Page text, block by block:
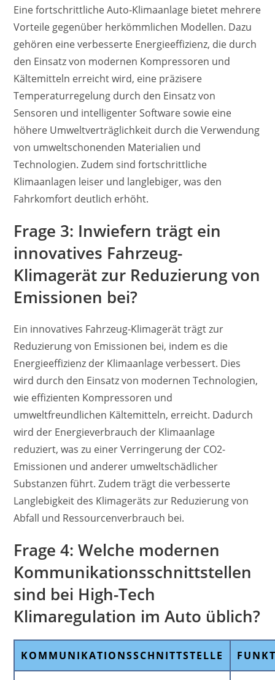
Eine fortschrittliche Auto-Klimaanlage bietet mehrere
Vorteile gegenüber herkömmlichen Modellen. Dazu
gehören eine verbesserte Energieeffizienz, die durch
den Einsatz von modernen Kompressoren und
Kältemitteln erreicht wird, eine präzisere
Temperaturregelung durch den Einsatz von
Sensoren und intelligenter Software sowie eine
höhere Umweltverträglichkeit durch die Verwendung
von umweltschonenden Materialien und
Technologien. Zudem sind fortschrittliche
Klimaanlagen leiser und langlebiger, was den
Fahrkomfort deutlich erhöht.
Frage 3: Inwiefern trägt ein
innovatives Fahrzeug-
Klimagerät zur Reduzierung von
Emissionen bei?
Ein innovatives Fahrzeug-Klimagerät trägt zur
Reduzierung von Emissionen bei, indem es die
Energieeffizienz der Klimaanlage verbessert. Dies
wird durch den Einsatz von modernen Technologien,
wie effizienten Kompressoren und
umweltfreundlichen Kältemitteln, erreicht. Dadurch
wird der Energieverbrauch der Klimaanlage
reduziert, was zu einer Verringerung der CO2-
Emissionen und anderer umweltschädlicher
Substanzen führt. Zudem trägt die verbesserte
Langlebigkeit des Klimageräts zur Reduzierung von
Abfall und Ressourcenverbrauch bei.
Frage 4: Welche modernen
Kommunikationsschnittstellen
sind bei High-Tech
Klimaregulation im Auto üblich?
KOMMUNIKATIONSSCHNITTSTELLE